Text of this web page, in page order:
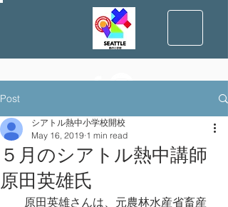
Post
５月のシアトル熱中講師
原田英雄氏
シアトル熱中小学校開校
May 16, 2019 1 min read